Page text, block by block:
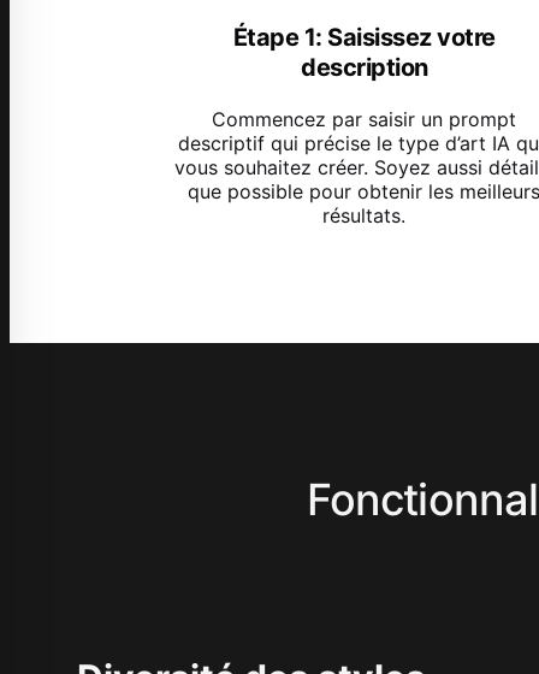
Étape 1: Saisissez votre
description
Commencez par saisir un prompt
descriptif qui précise le type d’art IA
vous souhaitez créer. Soyez aussi
que possible pour obtenir les
résultats.